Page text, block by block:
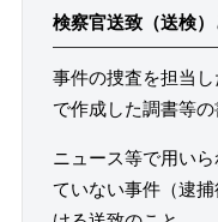
検察官送致（送検）
事件の捜査を担当
で作成した調書等の
ニュース等で用い
ていない事件（逮